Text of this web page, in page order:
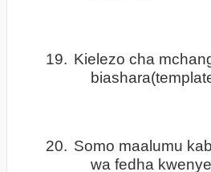
19. Kielezo cha
20. Somo maalumu
wa fedha